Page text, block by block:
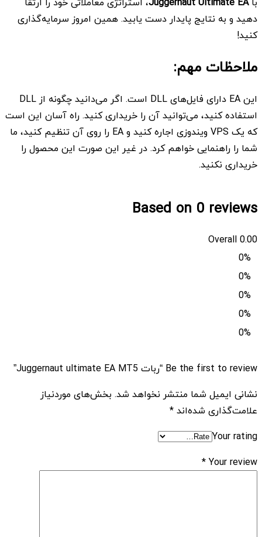
دهید و به نتایج پایدار دست یابید. همین امروز سرمایه‌گذاری
کنید!
ملاحظات مهم:
این EA دارای فایل‌های DLL است. اگر می‌دانید چگونه از DLL
استفاده کنید، می‌توانید آن را خریداری کنید. راه آسان این است
که یک VPS ویندوزی اجاره کنید و EA را روی آن تنظیم کنید، ما
شما را راهنمایی خواهم کرد. در غیر این صورت این محصول را
خریداری نکنید.
Based on 0 reviews
0.00
Overall
0%
0%
0%
0%
0%
Be the first to review “ربات Juggernaut ultimate EA MT5”
نشانی ایمیل شما منتشر نخواهد شد. بخش‌های موردنیاز
علامت‌گذاری شده‌اند*
Your rating
Your review
*